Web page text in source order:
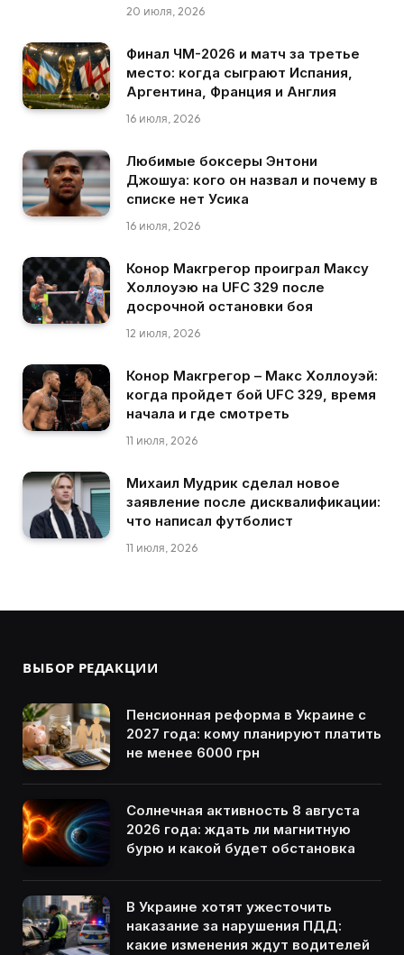
20 июля, 2026
Финал ЧМ-2026 и матч за третье
место: когда сыграют Испания,
Аргентина, Франция и Англия
16 июля, 2026
Любимые боксеры Энтони
Джошуа: кого он назвал и почему в
списке нет Усика
16 июля, 2026
Конор Макгрегор проиграл Максу
Холлоуэю на UFC 329 после
досрочной остановки боя
12 июля, 2026
Конор Макгрегор – Макс Холлоуэй:
когда пройдет бой UFC 329, время
начала и где смотреть
11 июля, 2026
Михаил Мудрик сделал новое
заявление после дисквалификации:
что написал футболист
11 июля, 2026
ВЫБОР РЕДАКЦИИ
Пенсионная реформа в Украине с
2027 года: кому планируют платить
не менее 6000 грн
Солнечная активность 8 августа
2026 года: ждать ли магнитную
бурю и какой будет обстановка
В Украине хотят ужесточить
наказание за нарушения ПДД:
какие изменения ждут водителей